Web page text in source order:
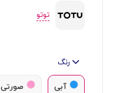
توتو
رنگ
آبی صورتی